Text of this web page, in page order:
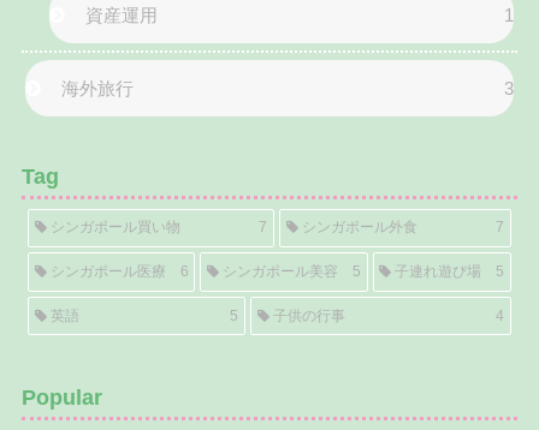
資産運用 1
海外旅行 3
Tag
シンガポール買い物 7 シンガポール外食 7
シンガポール医療 6 シンガポール美容 5 子連れ遊び場 5
英語 5 子供の行事 4
Popular